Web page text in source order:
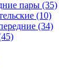
пары (35)
(10)
(34)